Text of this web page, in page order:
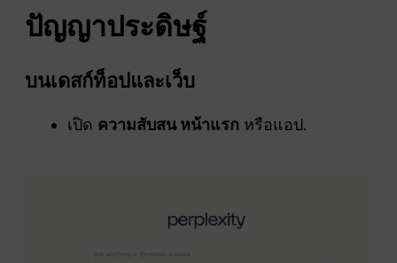
ปัญญาประดิษฐ์
บนเดสก์ท็อปและเว็บ
เปิด ความสับสนหน้าแรก หรือแอป.